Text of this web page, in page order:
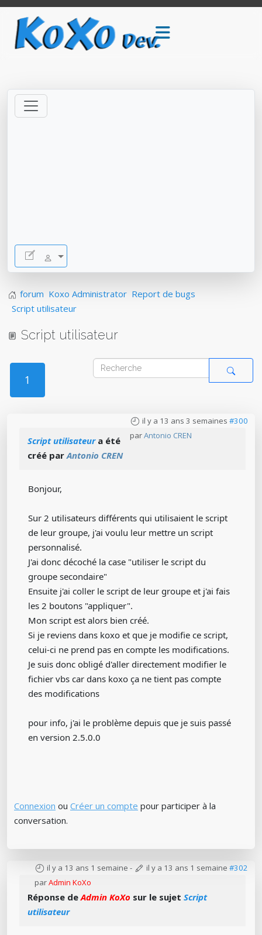
forum Koxo Administrator Report de bugs
Script utilisateur
Script utilisateur
1
il y a 13 ans 3 semaines #300
parAntonio CREN
Script utilisateura été
créé parAntonio CREN
Bonjour,
Sur 2 utilisateurs différents qui utilisaient le script
de leur groupe, j'ai voulu leur mettre un script
personnalisé.
J'ai donc décoché la case "utiliser le script du
groupe secondaire"
Ensuite j'ai coller le script de leur groupe et j'ai fais
les 2 boutons "appliquer".
Mon script est alors bien créé.
Si je reviens dans koxo et que je modifie ce script,
celui-ci ne prend pas en compte les modifications.
Je suis donc obligé d'aller directement modifier le
fichier vbs car dans koxo ça ne tient pas compte
des modifications
pour info, j'ai le problème depuis que je suis passé
en version 2.5.0.0
Connexion ou Créer un compte pour participer à la
conversation.
il y a 13 ans 1 semaine - il y a 13 ans 1 semaine #302
parAdmin KoXo
Réponse deAdmin KoXo sur le sujet Script
utilisateur